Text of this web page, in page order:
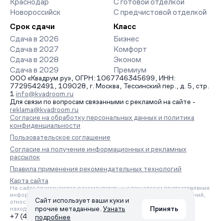
Краснодар
Новороссийск
С готовой отделкой
С предчистовой отделкой
Срок сдачи
Сдача в 2026
Сдача в 2027
Сдача в 2028
Сдача в 2029
Класс
Бизнес
Комфорт
Эконом
Премиум
ООО «Квадрум.ру», ОГРН: 1067746345699, ИНН:
7729542491, 109028, г. Москва, Тессинский пер., д. 5, стр.
1 info@kvadroom.ru
Для связи по вопросам связанными с рекламой на сайте -
reklama@kvadroom.ru
Согласие на обработку персональных данных и политика
конфиденциальности
Пользовательское соглашение
Согласие на получение информационных и рекламных
рассылок
Правила применения рекомендательных технологий
Карта сайта
На сайте применяются рекомендательные технологии предоставления
информации на основе сбора, систематизации и анализа сведений,
относящихся к предпочтениям пользователей сети «Интернет»,
находящихся на территории Российской Федерации.
+7 (495) 157-88-80
Сайт использует ваши куки и
прочие метаданные. Узнать
подробнее
Принять